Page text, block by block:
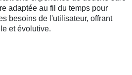
adaptée au fil du temps pour
besoins de l'utilisateur, offrant
et évolutive.